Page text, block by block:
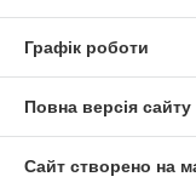
Графік роботи
Повна версія сайту
Сайт створено на